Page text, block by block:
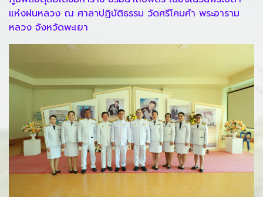
แห่งฝนหลวง ณ ศาลาปฏิบัติธรรม วัดศรีโคมคำ พระอาราม
หลวง จังหวัดพะเยา